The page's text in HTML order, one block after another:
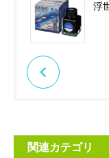
浮
関連カテゴリ